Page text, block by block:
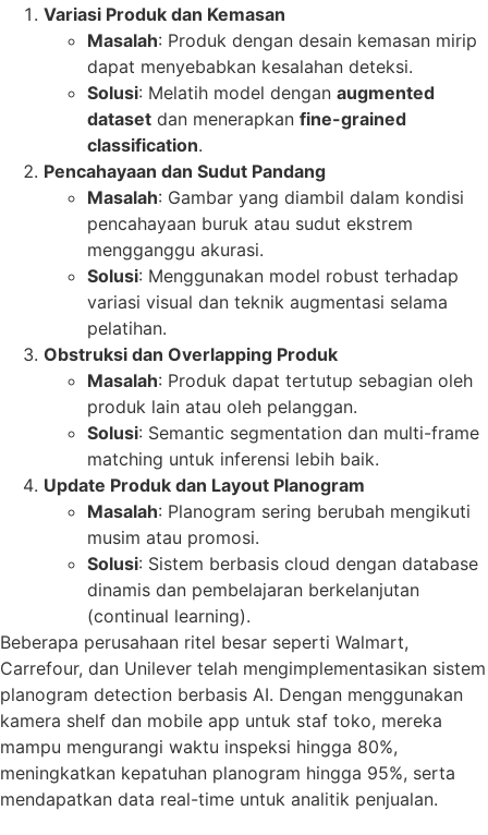
Variasi Produk dan Kemasan
Masalah: Produk dengan desain kemasan mirip
dapat menyebabkan kesalahan deteksi.
Solusi: Melatih model dengan augmented
dataset dan menerapkan fine-grained
classification.
Pencahayaan dan Sudut Pandang
Masalah: Gambar yang diambil dalam kondisi
pencahayaan buruk atau sudut ekstrem
mengganggu akurasi.
Solusi: Menggunakan model robust terhadap
variasi visual dan teknik augmentasi selama
pelatihan.
Obstruksi dan Overlapping Produk
Masalah: Produk dapat tertutup sebagian oleh
produk lain atau oleh pelanggan.
Solusi: Semantic segmentation dan multi-frame
matching untuk inferensi lebih baik.
Update Produk dan Layout Planogram
Masalah: Planogram sering berubah mengikuti
musim atau promosi.
Solusi: Sistem berbasis cloud dengan database
dinamis dan pembelajaran berkelanjutan
(continual learning).
Beberapa perusahaan ritel besar seperti Walmart,
Carrefour, dan Unilever telah mengimplementasikan sistem
planogram detection berbasis AI. Dengan menggunakan
kamera shelf dan mobile app untuk staf toko, mereka
mampu mengurangi waktu inspeksi hingga 80%,
meningkatkan kepatuhan planogram hingga 95%, serta
mendapatkan data real-time untuk analitik penjualan.